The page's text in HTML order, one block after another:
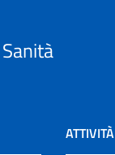
ATTIVITÀ